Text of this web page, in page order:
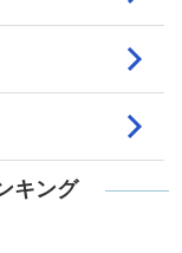
キング